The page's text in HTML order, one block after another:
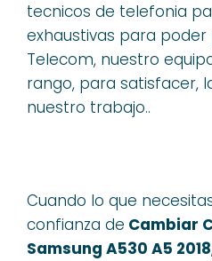
tecnicos de telefonia
exhaustivas para
Telecom, nuestro
rango, para satisfacer,
nuestro trabajo..
Cuando lo que
confianza de Cambiar
Samsung A530 A5 2018